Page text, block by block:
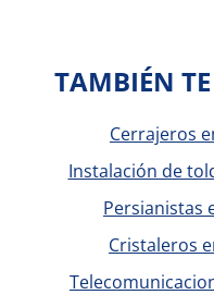
TAMBIÉN
Cerrajeros
Instalación de
Persianistas
Cristaleros